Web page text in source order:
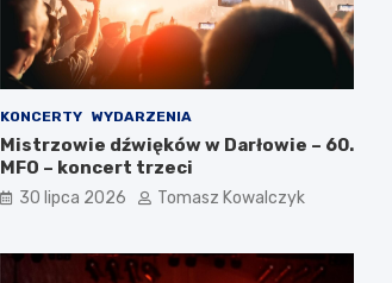
KONCERTY WYDARZENIA
Mistrzowie dźwięków w Darłowie – 60.
MFO – koncert trzeci
30 lipca 2026 Tomasz Kowalczyk